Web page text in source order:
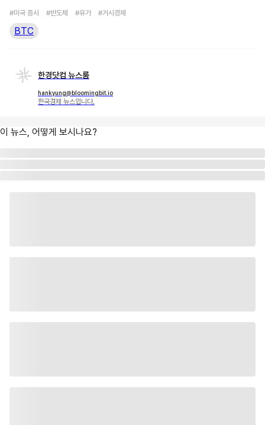
#미국 증시 #반도체 #유가 #거시경제
BTC
한경닷컴 뉴스룸
hankyung@bloomingbit.io
한국경제 뉴스입니다.
이 뉴스, 어떻게 보시나요?